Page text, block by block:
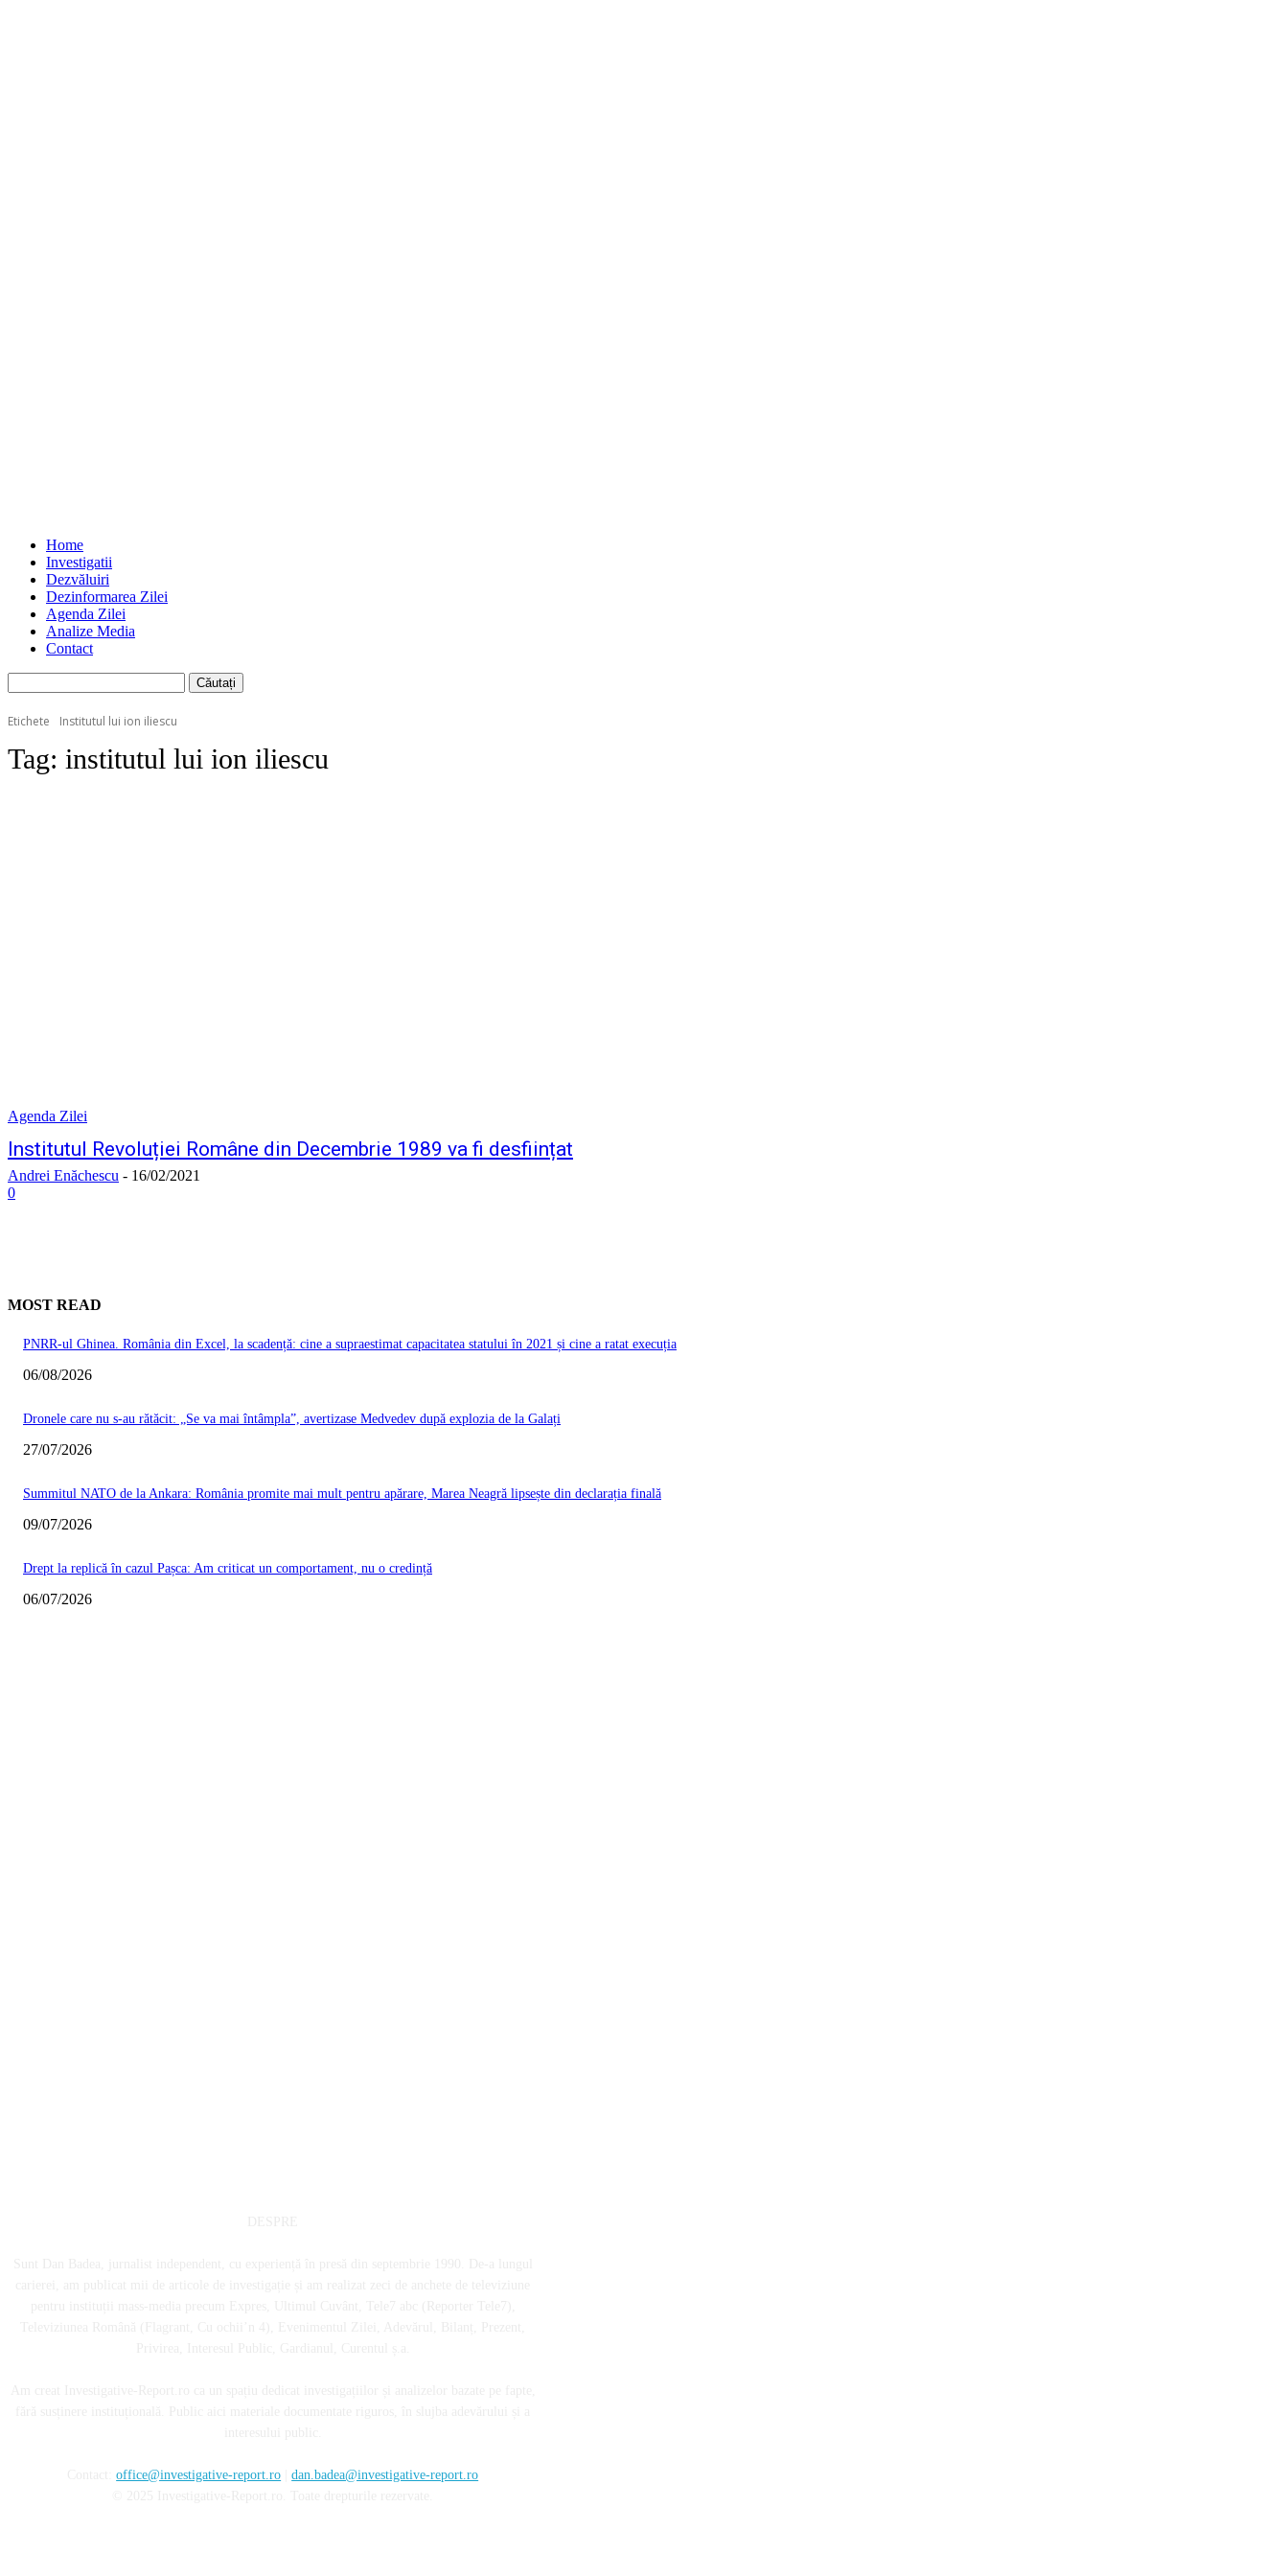
Home
Investigatii
Dezvăluiri
Dezinformarea Zilei
Agenda Zilei
Analize Media
Contact
Etichete Institutul lui ion iliescu
Tag: institutul lui ion iliescu
Agenda Zilei
Institutul Revoluției Române din Decembrie 1989 va fi desființat
Andrei Enăchescu - 16/02/2021
0
MOST READ
PNRR-ul Ghinea. România din Excel, la scadență: cine a supraestimat capacitatea statului în 2021 și cine a ratat execuția
06/08/2026
Dronele care nu s-au rătăcit: „Se va mai întâmpla”, avertizase Medvedev după explozia de la Galați
27/07/2026
Summitul NATO de la Ankara: România promite mai mult pentru apărare, Marea Neagră lipsește din declarația finală
09/07/2026
Drept la replică în cazul Pașca: Am criticat un comportament, nu o credință
06/07/2026
Contact:office@investigative-report.ro |dan.badea@investigative-report.ro